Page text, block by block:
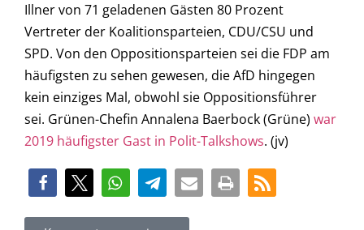
Illner von 71 geladenen Gästen 80 Prozent
Vertreter der Koalitionsparteien, CDU/CSU und
SPD. Von den Oppositionsparteien sei die FDP am
häufigsten zu sehen gewesen, die AfD hingegen
kein einziges Mal, obwohl sie Oppositionsführer
sei. Grünen-Chefin Annalena Baerbock (Grüne) war
2019 häufigster Gast in Polit-Talkshows. (jv)